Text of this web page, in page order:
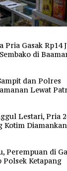
Pria Gasak Rp14
di
dan Polres
Lewat
Lestari, Pria
Kotim Diamankan
Perempuan di
Ketapang